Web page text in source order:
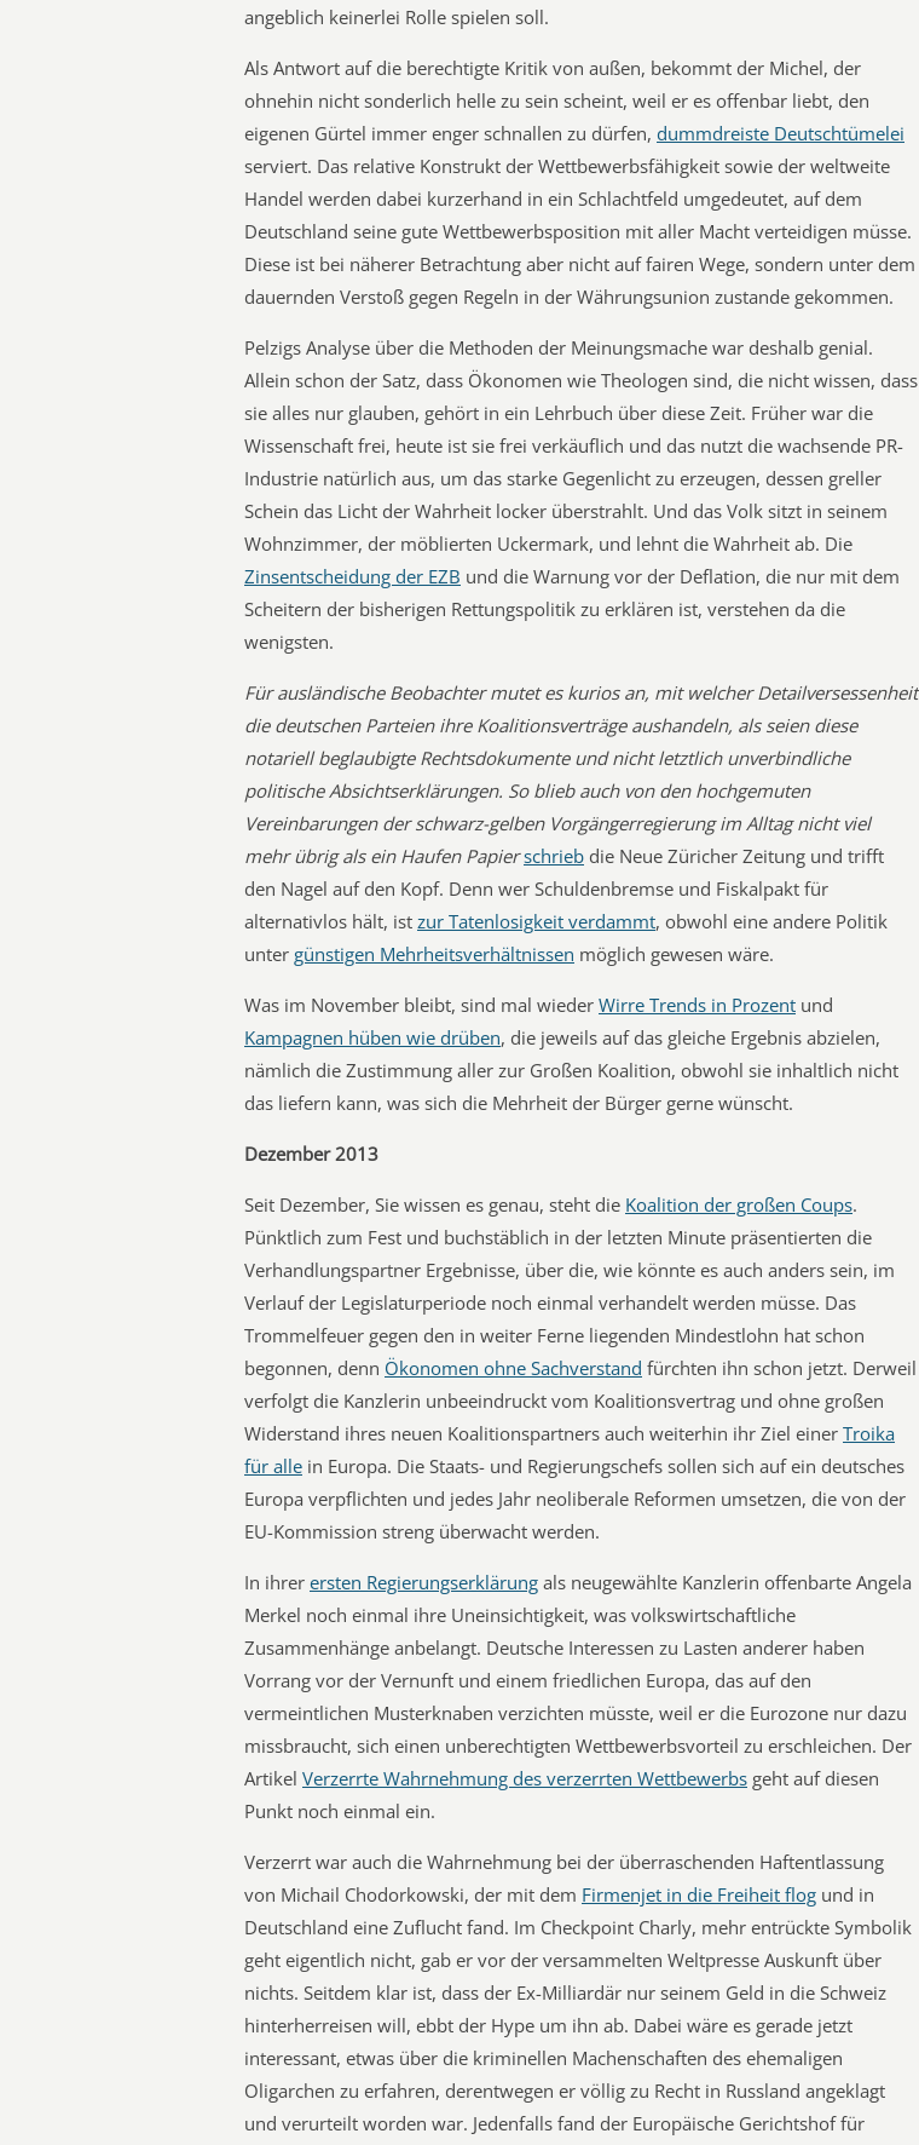
angeblich keinerlei Rolle spielen soll.
Als Antwort auf die berechtigte Kritik von außen, bekommt der Michel, der
ohnehin nicht sonderlich helle zu sein scheint, weil er es offenbar liebt, den
eigenen Gürtel immer enger schnallen zu dürfen, dummdreiste Deutschtümelei
serviert. Das relative Konstrukt der Wettbewerbsfähigkeit sowie der weltweite
Handel werden dabei kurzerhand in ein Schlachtfeld umgedeutet, auf dem
Deutschland seine gute Wettbewerbsposition mit aller Macht verteidigen müsse.
Diese ist bei näherer Betrachtung aber nicht auf fairen Wege, sondern unter dem
dauernden Verstoß gegen Regeln in der Währungsunion zustande gekommen.
Pelzigs Analyse über die Methoden der Meinungsmache war deshalb genial.
Allein schon der Satz, dass Ökonomen wie Theologen sind, die nicht wissen, dass
sie alles nur glauben, gehört in ein Lehrbuch über diese Zeit. Früher war die
Wissenschaft frei, heute ist sie frei verkäuflich und das nutzt die wachsende PR-
Industrie natürlich aus, um das starke Gegenlicht zu erzeugen, dessen greller
Schein das Licht der Wahrheit locker überstrahlt. Und das Volk sitzt in seinem
Wohnzimmer, der möblierten Uckermark, und lehnt die Wahrheit ab. Die
Zinsentscheidung der EZB und die Warnung vor der Deflation, die nur mit dem
Scheitern der bisherigen Rettungspolitik zu erklären ist, verstehen da die
wenigsten.
Für ausländische Beobachter mutet es kurios an, mit welcher Detailversessenheit
die deutschen Parteien ihre Koalitionsverträge aushandeln, als seien diese
notariell beglaubigte Rechtsdokumente und nicht letztlich unverbindliche
politische Absichtserklärungen. So blieb auch von den hochgemuten
Vereinbarungen der schwarz-gelben Vorgängerregierung im Alltag nicht viel
mehr übrig als ein Haufen Papier schrieb die Neue Züricher Zeitung und trifft
den Nagel auf den Kopf. Denn wer Schuldenbremse und Fiskalpakt für
alternativlos hält, ist zur Tatenlosigkeit verdammt, obwohl eine andere Politik
unter günstigen Mehrheitsverhältnissen möglich gewesen wäre.
Was im November bleibt, sind mal wieder Wirre Trends in Prozent und
Kampagnen hüben wie drüben, die jeweils auf das gleiche Ergebnis abzielen,
nämlich die Zustimmung aller zur Großen Koalition, obwohl sie inhaltlich nicht
das liefern kann, was sich die Mehrheit der Bürger gerne wünscht.
Dezember 2013
Seit Dezember, Sie wissen es genau, steht die Koalition der großen Coups.
Pünktlich zum Fest und buchstäblich in der letzten Minute präsentierten die
Verhandlungspartner Ergebnisse, über die, wie könnte es auch anders sein, im
Verlauf der Legislaturperiode noch einmal verhandelt werden müsse. Das
Trommelfeuer gegen den in weiter Ferne liegenden Mindestlohn hat schon
begonnen, denn Ökonomen ohne Sachverstand fürchten ihn schon jetzt. Derweil
verfolgt die Kanzlerin unbeeindruckt vom Koalitionsvertrag und ohne großen
Widerstand ihres neuen Koalitionspartners auch weiterhin ihr Ziel einer Troika
für alle in Europa. Die Staats- und Regierungschefs sollen sich auf ein deutsches
Europa verpflichten und jedes Jahr neoliberale Reformen umsetzen, die von der
EU-Kommission streng überwacht werden.
In ihrer ersten Regierungserklärung als neugewählte Kanzlerin offenbarte Angela
Merkel noch einmal ihre Uneinsichtigkeit, was volkswirtschaftliche
Zusammenhänge anbelangt. Deutsche Interessen zu Lasten anderer haben
Vorrang vor der Vernunft und einem friedlichen Europa, das auf den
vermeintlichen Musterknaben verzichten müsste, weil er die Eurozone nur dazu
missbraucht, sich einen unberechtigten Wettbewerbsvorteil zu erschleichen. Der
Artikel Verzerrte Wahrnehmung des verzerrten Wettbewerbs geht auf diesen
Punkt noch einmal ein.
Verzerrt war auch die Wahrnehmung bei der überraschenden Haftentlassung
von Michail Chodorkowski, der mit dem Firmenjet in die Freiheit flog und in
Deutschland eine Zuflucht fand. Im Checkpoint Charly, mehr entrückte Symbolik
geht eigentlich nicht, gab er vor der versammelten Weltpresse Auskunft über
nichts. Seitdem klar ist, dass der Ex-Milliardär nur seinem Geld in die Schweiz
hinterherreisen will, ebbt der Hype um ihn ab. Dabei wäre es gerade jetzt
interessant, etwas über die kriminellen Machenschaften des ehemaligen
Oligarchen zu erfahren, derentwegen er völlig zu Recht in Russland angeklagt
und verurteilt worden war. Jedenfalls fand der Europäische Gerichtshof für